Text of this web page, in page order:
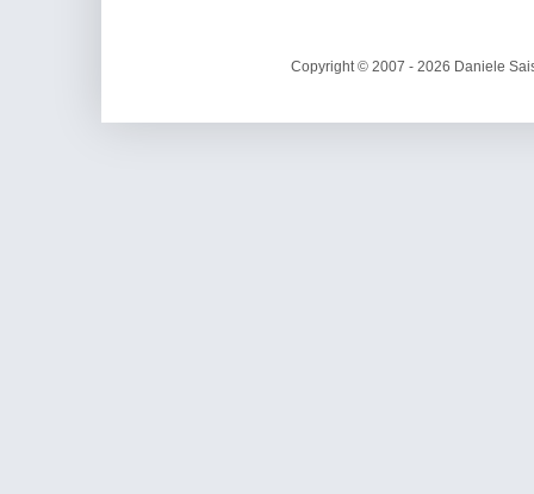
Copyright © 2007 - 2026 Daniele